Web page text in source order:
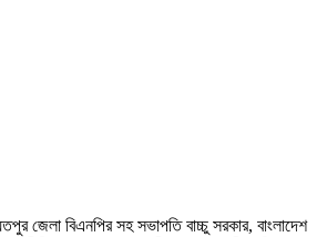
জেলা বিএনপির সহ সভাপতি বাচ্চু সরকার, বাংলাদেশ